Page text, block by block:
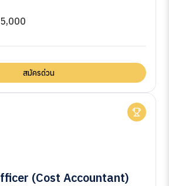
สมัครด่วน
(Cost Accountant)